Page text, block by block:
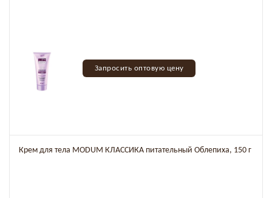
Запросить оптовую цену
Крем для тела MODUM КЛАССИКА питательный Облепиха, 150 г